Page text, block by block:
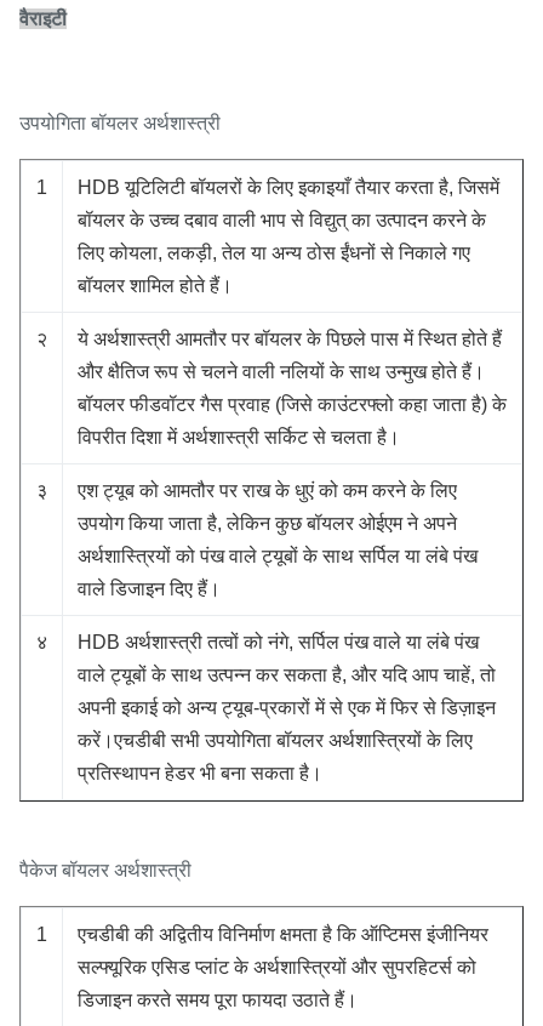
वैराइटी
उपयोगिता बॉयलर अर्थशास्त्री
1
HDB यूटिलिटी बॉयलरों के लिए इकाइयाँ तैयार करता है, जिसमें
बॉयलर के उच्च दबाव वाली भाप से विद्युत् का उत्पादन करने के
लिए कोयला, लकड़ी, तेल या अन्य ठोस ईंधनों से निकाले गए
बॉयलर शामिल होते हैं।
२
ये अर्थशास्त्री आमतौर पर बॉयलर के पिछले पास में स्थित होते हैं
और क्षैतिज रूप से चलने वाली नलियों के साथ उन्मुख होते हैं।
बॉयलर फीडवॉटर गैस प्रवाह (जिसे काउंटरफ्लो कहा जाता है) के
विपरीत दिशा में अर्थशास्त्री सर्किट से चलता है।
३
एश ट्यूब को आमतौर पर राख के धुएं को कम करने के लिए
उपयोग किया जाता है, लेकिन कुछ बॉयलर ओईएम ने अपने
अर्थशास्त्रियों को पंख वाले ट्यूबों के साथ सर्पिल या लंबे पंख
वाले डिजाइन दिए हैं।
४
HDB अर्थशास्त्री तत्वों को नंगे, सर्पिल पंख वाले या लंबे पंख
वाले ट्यूबों के साथ उत्पन्न कर सकता है, और यदि आप चाहें, तो
अपनी इकाई को अन्य ट्यूब-प्रकारों में से एक में फिर से डिज़ाइन
करें।एचडीबी सभी उपयोगिता बॉयलर अर्थशास्त्रियों के लिए
प्रतिस्थापन हेडर भी बना सकता है।
पैकेज बॉयलर अर्थशास्त्री
1
एचडीबी की अद्वितीय विनिर्माण क्षमता है कि ऑप्टिमस इंजीनियर
सल्फ्यूरिक एसिड प्लांट के अर्थशास्त्रियों और सुपरहिटर्स को
डिजाइन करते समय पूरा फायदा उठाते हैं।